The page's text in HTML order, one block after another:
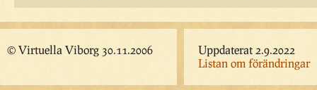
© Virtuella Viborg 30.11.2006
Uppdaterat 2.9.2022
Listan om förändringar